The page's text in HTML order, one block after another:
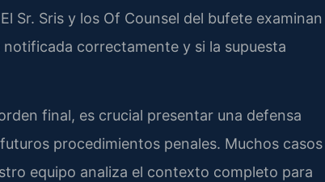
Sr. Sris y los Of Counsel del bufete examinan
correctamente y si la supuesta
final, es crucial presentar una defensa
procedimientos penales. Muchos casos
equipo analiza el contexto completo para